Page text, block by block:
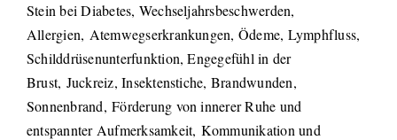
Stein bei Diabetes, Wechseljahrsbeschwerden,
Allergien, Atemwegserkrankungen, Ödeme, Lymphfluss,
Schilddrüsenunterfunktion, Engegefühl in der
Brust, Juckreiz, Insektenstiche, Brandwunden,
Sonnenbrand, Förderung von innerer Ruhe und
entspannter Aufmerksamkeit, Kommunikation und